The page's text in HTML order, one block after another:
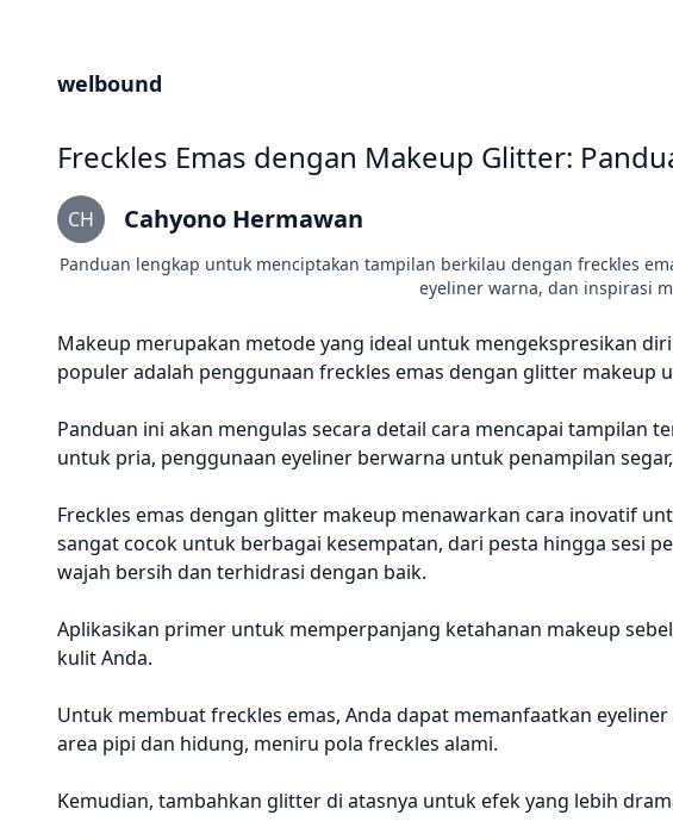
welbound
Freckles Emas dengan Makeup Glitter:
CH Cahyono Hermawan
Panduan lengkap untuk menciptakan tampilan berkilau dengan freckles
eyeliner warna, dan inspirasi
Makeup merupakan metode yang ideal untuk mengekspresikan
populer adalah penggunaan freckles emas dengan glitter
Panduan ini akan mengulas secara detail cara mencapai
untuk pria, penggunaan eyeliner berwarna untuk penampilan
Freckles emas dengan glitter makeup menawarkan cara inovatif
sangat cocok untuk berbagai kesempatan, dari pesta hingga sesi
wajah bersih dan terhidrasi dengan baik.
Aplikasikan primer untuk memperpanjang ketahanan makeup
kulit Anda.
Untuk membuat freckles emas, Anda dapat memanfaatkan
area pipi dan hidung, meniru pola freckles alami.
Kemudian, tambahkan glitter di atasnya untuk efek yang lebih